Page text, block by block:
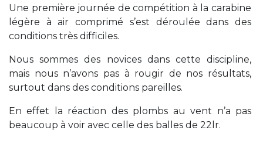
Une première journée de compétition à la carabine
légère à air comprimé s’est déroulée dans des
conditions très difficiles.
Nous sommes des novices dans cette discipline,
mais nous n’avons pas à rougir de nos résultats,
surtout dans des conditions pareilles.
En effet la réaction des plombs au vent n’a pas
beaucoup à voir avec celle des balles de 22lr.